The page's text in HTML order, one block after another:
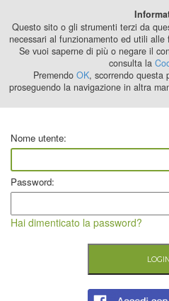
Nome utente:
Password:
Hai dimenticato la password?
Questo sito o gli strumenti terzi da
necessari al funzionamento ed utili
Se vuoi saperne di più o negare il
consulta la
Premendo OK, scorrendo questa
proseguendo la navigazione in altra